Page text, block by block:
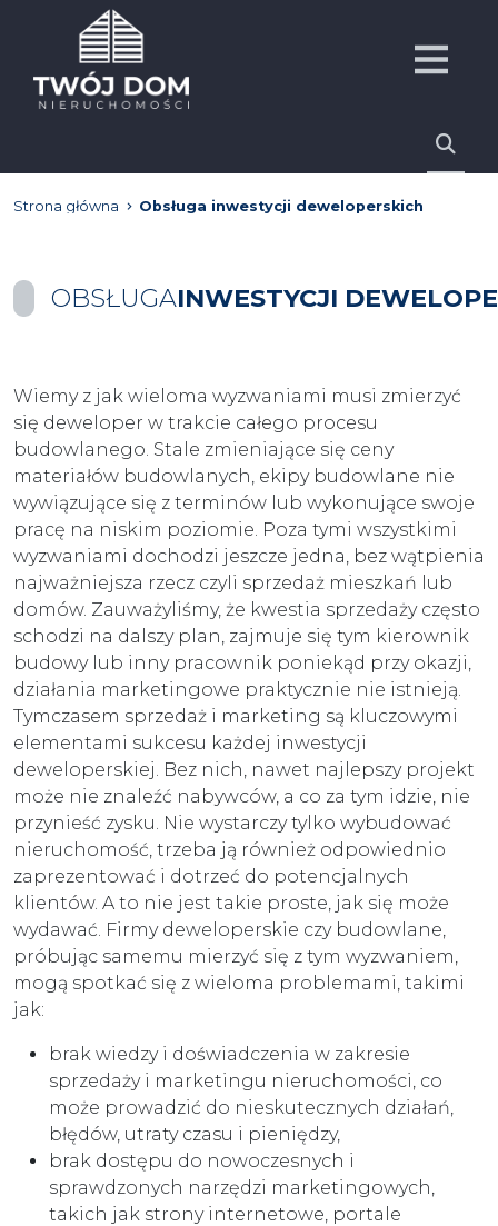
Strona główna Obsługa inwestycji deweloperskich
OBSŁUGAINWESTYCJI
Wiemy z jak wieloma wyzwaniami musi zmierzyć
się deweloper w trakcie całego procesu
budowlanego. Stale zmieniające się ceny
materiałów budowlanych, ekipy budowlane nie
wywiązujące się z terminów lub wykonujące swoje
pracę na niskim poziomie. Poza tymi wszystkimi
wyzwaniami dochodzi jeszcze jedna, bez wątpienia
najważniejsza rzecz czyli sprzedaż mieszkań lub
domów. Zauważyliśmy, że kwestia sprzedaży często
schodzi na dalszy plan, zajmuje się tym kierownik
budowy lub inny pracownik poniekąd przy okazji,
działania marketingowe praktycznie nie istnieją.
Tymczasem sprzedaż i marketing są kluczowymi
elementami sukcesu każdej inwestycji
deweloperskiej. Bez nich, nawet najlepszy projekt
może nie znaleźć nabywców, a co za tym idzie, nie
przynieść zysku. Nie wystarczy tylko wybudować
nieruchomość, trzeba ją również odpowiednio
zaprezentować i dotrzeć do potencjalnych
klientów. A to nie jest takie proste, jak się może
wydawać. Firmy deweloperskie czy budowlane,
próbując samemu mierzyć się z tym wyzwaniem,
mogą spotkać się z wieloma problemami, takimi
jak:
brak wiedzy i doświadczenia w zakresie
sprzedaży i marketingu nieruchomości, co
może prowadzić do nieskutecznych działań,
błędów, utraty czasu i pieniędzy,
brak dostępu do nowoczesnych i
sprawdzonych narzędzi marketingowych,
takich jak strony internetowe, portale